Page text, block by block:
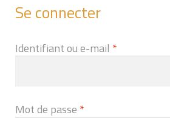
Se connecter
Identifiant ou e-mail *
Mot de passe *